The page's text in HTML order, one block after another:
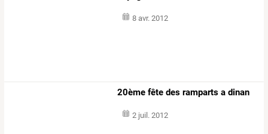
8 avr. 2012
20ème fête des ramparts a dinan
2 juil. 2012